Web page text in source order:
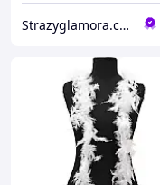
Strazyglamora.com.ua